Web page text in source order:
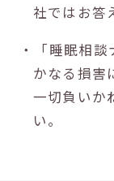
社ではお答
・「睡眠相
かなる損害
一切負いか
い。